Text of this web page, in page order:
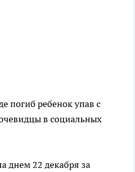
погиб ребенок упав с
в социальных
днем 22 декабря за